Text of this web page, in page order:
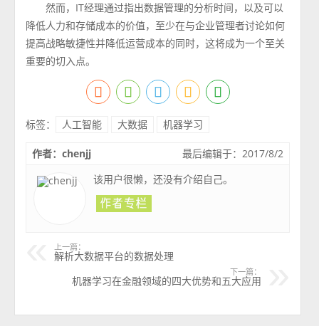
然而，IT经理通过指出数据管理的分析时间，以及可以
降低人力和存储成本的价值，至少在与企业管理者讨论如何
提高战略敏捷性并降低运营成本的同时，这将成为一个至关
重要的切入点。
标签： 人工智能 大数据 机器学习
最后编辑于：2017/8/2
作者：chenjj
该用户很懒，还没有介绍自己。
上一篇：
解析大数据平台的数据处理
下一篇：
机器学习在金融领域的四大优势和五大应用